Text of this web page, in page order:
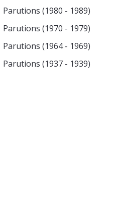
Parutions (1980 - 1989)
Parutions (1970 - 1979)
Parutions (1964 - 1969)
Parutions (1937 - 1939)